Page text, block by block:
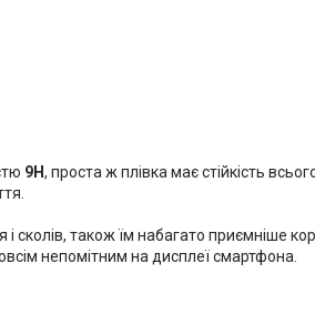
9H, проста ж плівка має стійкість
сколів, також їм набагато приємніше
непомітним на дисплеї смартфона.